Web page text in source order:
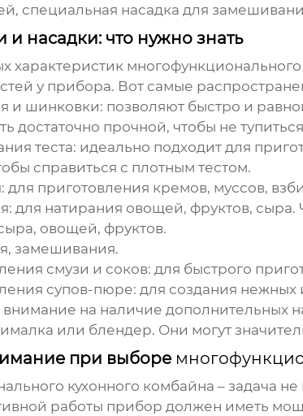
специальная насадка для
насадки: что нужно знать
характеристик
у прибора. Вот самые
и шинковки: позволяют быстро и
достаточно прочной, чтобы не
теста: идеально подходит для
справиться с плотным тестом.
для приготовления кремов, муссов,
для натирания овощей, фруктов, сыра.
овощей, фруктов.
замешивания.
смузи и соков: для быстрого
супов-пюре: для создания нежных
на наличие дополнительных
или блендер. Они могут
при выборе
кухонного комбайна – задача
работы прибор должен иметь